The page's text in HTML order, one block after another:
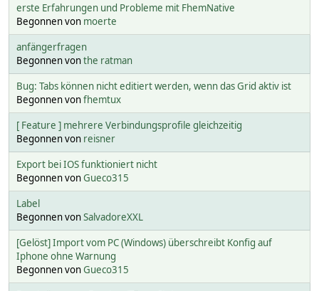
erste Erfahrungen und Probleme mit FhemNative
Begonnen von moerte
anfängerfragen
Begonnen vonthe ratman
Bug: Tabs können nicht editiert werden, wenn das Grid aktiv ist
Begonnen vonfhemtux
[ Feature ] mehrere Verbindungsprofile gleichzeitig
Begonnen von reisner
Export bei IOS funktioniert nicht
Begonnen vonGueco315
Label
Begonnen vonSalvadoreXXL
[Gelöst] Import vom PC (Windows) überschreibt Konfig auf
Iphone ohne Warnung
Begonnen vonGueco315